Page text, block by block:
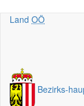
Land OÖ
Bezirks-